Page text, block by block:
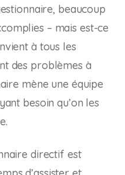
beaucoup
– mais est-ce
à tous les
des problèmes à
mène une équipe
besoin qu’on les
directif est